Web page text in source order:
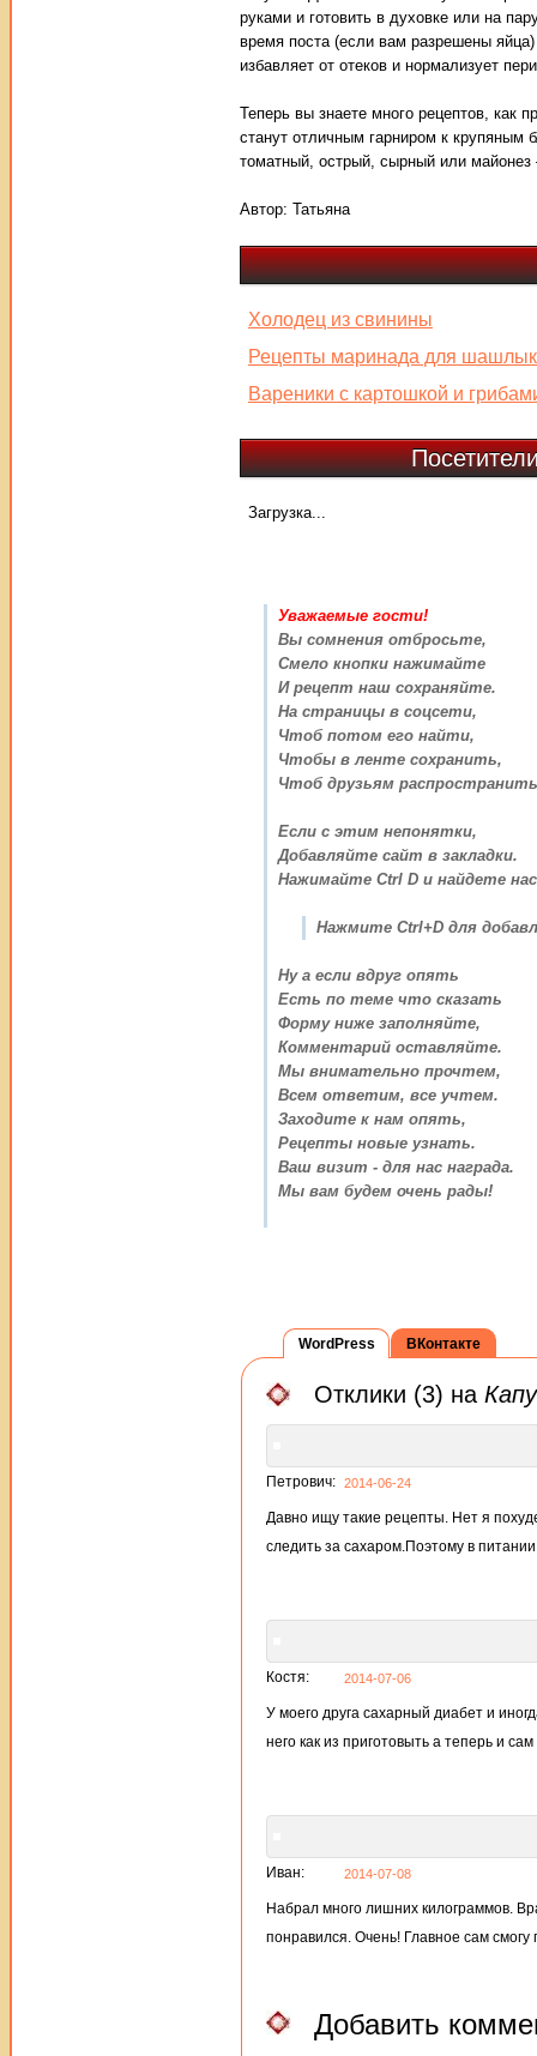
руками и готовить в духовке или на
время поста (если вам разрешены
избавляет от отеков и нормализует
Теперь вы знаете много рецептов, как
станут отличным гарниром к
томатный, острый, сырный или
Автор: Татьяна
Холодец из свинины
Рецепты маринада для
Вареники с картошкой и
Загрузка...
Уважаемые гости!
Вы сомнения отбросьте,
Смело кнопки нажимайте
И рецепт наш сохраняйте.
На страницы в соцсети,
Чтоб потом его найти,
Чтобы в ленте сохранить,
Чтоб друзьям
Если с этим непонятки,
Добавляйте сайт в закладки.
Нажимайте Ctrl D и найдете
Нажмите Ctrl+D для
Ну а если вдруг опять
Есть по теме что сказать
Форму ниже заполняйте,
Комментарий оставляйте.
Мы внимательно прочтем,
Всем ответим, все учтем.
Заходите к нам опять,
Рецепты новые узнать.
Ваш визит - для нас награда.
Мы вам будем очень рады!
WordPress
Отклики (3) на
Петрович: 2014-06-24
Давно ищу такие рецепты. Нет я
следить за сахаром.Поэтому в
Костя: 2014-07-06
У моего друга сахарный диабет и
него как из приготовыть а теперь и
Иван: 2014-07-08
Набрал много лишних килограммов.
понравился. Очень! Главное сам смогу
Добавить
ВКонтакте